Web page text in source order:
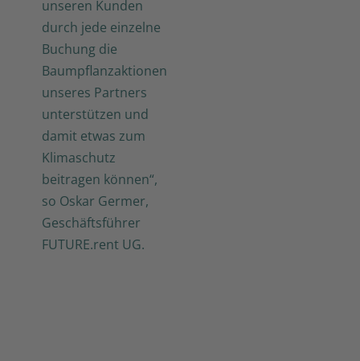
unseren Kunden
durch jede einzelne
Buchung die
Baumpflanzaktionen
unseres Partners
unterstützen und
damit etwas zum
Klimaschutz
beitragen können“,
so Oskar Germer,
Geschäftsführer
FUTURE.rent UG.